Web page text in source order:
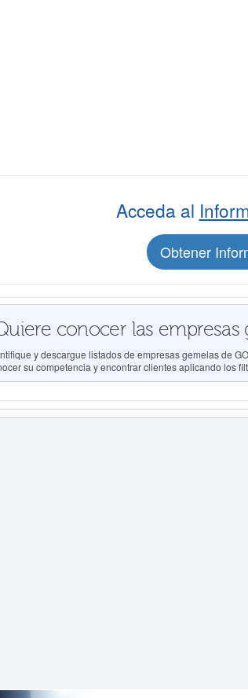
Acceda al
Obtener
conocer las empresas
y descargue listados de empresas gemelas de
su competencia y encontrar clientes aplicando los